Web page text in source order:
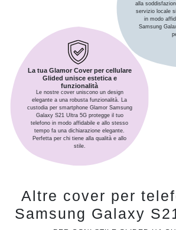
alla
servizio locale
in modo
Samsung
La tua Glamor Cover per cellulare
Glided unisce estetica e
funzionalità
Le nostre cover uniscono un design
elegante a una robusta funzionalità. La
custodia per smartphone Glamor Samsung
Galaxy S21 Ultra 5G protegge il tuo
telefono in modo affidabile e allo stesso
tempo fa una dichiarazione elegante.
Perfetta per chi tiene alla qualità e allo
stile.
Altre cover per
Samsung Galaxy